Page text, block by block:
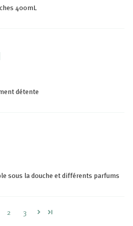
400mL
détente
sous la douche et différents parfums
2 3